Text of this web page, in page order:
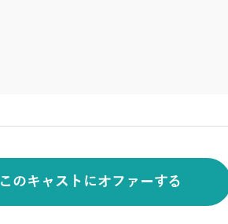
このキャストにオファーする